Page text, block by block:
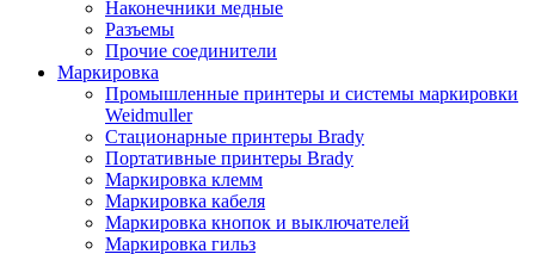
Наконечники медные
Разъемы
Прочие соединители
Маркировка
Промышленные принтеры и системы маркировки
Weidmuller
Стационарные принтеры Brady
Портативные принтеры Brady
Маркировка клемм
Маркировка кабеля
Маркировка кнопок и выключателей
Маркировка гильз